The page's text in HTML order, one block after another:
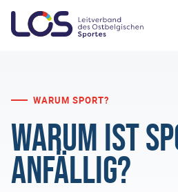
WARUM SPORT?
Warum ist
anfällig?